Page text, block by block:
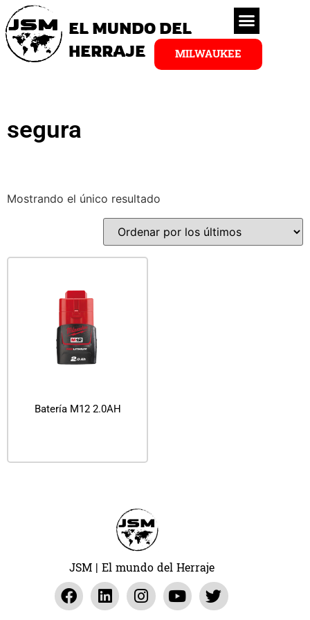
EL MUNDO DEL
HERRAJE
MILWAUKEE
segura
Mostrando el único resultado
Batería M12 2.0AH
JSM | El mundo del Herraje